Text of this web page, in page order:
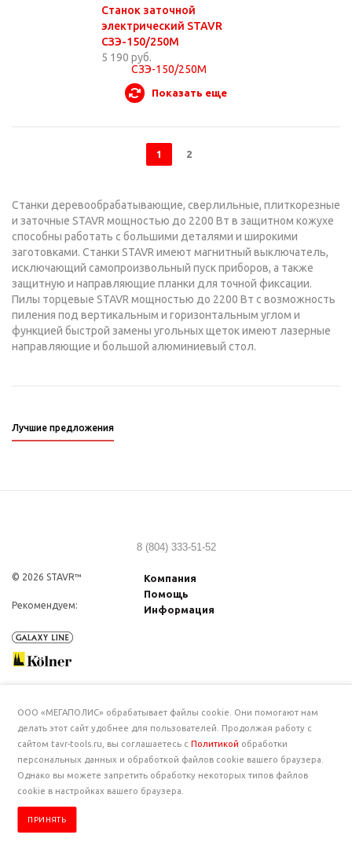
Станок заточной
электрический STAVR
СЗЭ-150/250М
5 190 руб.
Показать еще
1 2
Станки деревообрабатывающие, сверлильные, плиткорезные
и заточные STAVR мощностью до 2200 Вт в защитном кожухе
способны работать с большими деталями и широкими
заготовками. Станки STAVR имеют магнитный выключатель,
исключающий самопроизвольный пуск приборов, а также
защитную и направляющие планки для точной фиксации.
Пилы торцевые STAVR мощностью до 2200 Вт с возможность
пиления под вертикальным и горизонтальным углом и
функцией быстрой замены угольных щеток имеют лазерные
направляющие и большой алюминиевый стол.
Лучшие предложения
8 (804) 333-51-52
© 2026 STAVR™
Рекомендуем:
Компания
Помощь
Информация
ООО «МЕГАПОЛИС» обрабатывает файлы cookie. Они помогают нам
делать этот сайт удобнее для пользователей. Продолжая работу с
сайтом tavr-tools.ru, вы соглашаетесь сПолитикой обработки
персональных данных и обработкой файлов cookie вашего браузера.
Однако вы можете запретить обработку некоторых типов файлов
cookie в настройках вашего браузера.
ПРИНЯТЬ